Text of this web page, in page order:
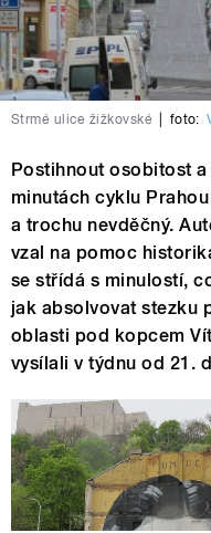
Strmé ulice žižkovské foto:
Postihnout osobitost
minutách cyklu
a trochu nevděčný.
vzal na pomoc
se střídá s minulostí,
jak absolvovat stezku
oblasti pod kopcem
vysílali v týdnu od 21.